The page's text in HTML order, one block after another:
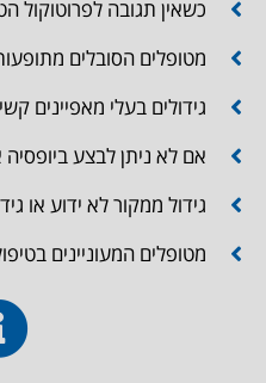
כשאין תגובה לפרוטוקול
מטופלים הסובלים
גידולים בעלי מאפיינים
אם לא ניתן לבצע
גידול ממקור לא ידוע או
מטופלים המעוניינים